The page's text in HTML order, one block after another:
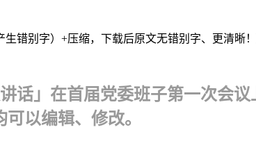
错别字）+压缩，下载后原文无错别字、更清晰！
话」在首届党委班子第一次会
以编辑、修改。